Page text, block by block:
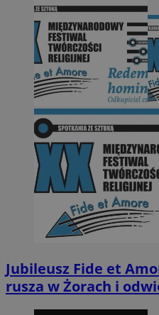
Jubileusz Fide et
rusza w Żorach i